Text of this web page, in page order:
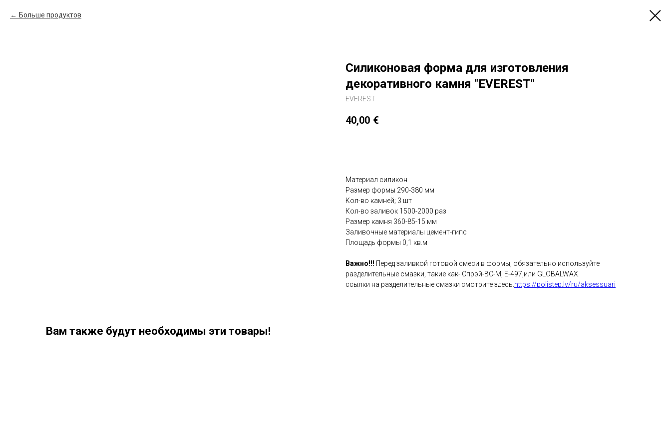
Больше продуктов
Силиконовая форма для изготовления
декоративного камня "EVEREST"
EVEREST
40,00 €
Материал силикон
Размер формы 290-380 мм
Кол-во камней; 3 шт
Кол-во заливок 1500-2000 раз
Размер камня 360-85-15 мм
Заливочные материалы цемент-гипс
Площадь формы 0,1 кв.м
Важно!!! Перед заливкой готовой смеси в формы, обязательно используйте
разделительные смазки, такие как- Спрэй-ВС-М, E-497,или GLOBALWAX.
ссылки на разделительные смазки смотрите здесь.https://polistep.lv/ru/aksessuari
Вам также будут необходимы эти товары!